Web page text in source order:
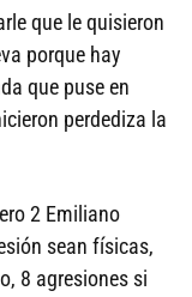
que le quisieron
porque hay
que puse en
perdediza la
2 Emiliano
sean físicas,
8 agresiones si